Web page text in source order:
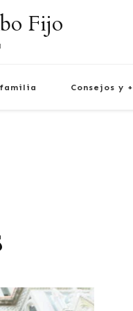
Fijo
familia Consejos y +